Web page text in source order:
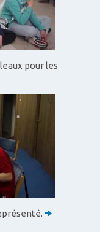
pour les